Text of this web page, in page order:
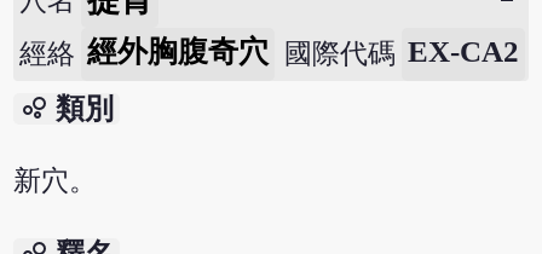
經絡 經外胸腹奇穴 國際代碼 EX-CA2
bubble_chart 類別
新穴。